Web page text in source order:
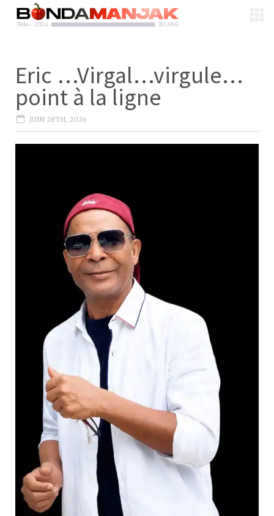
Eric …Virgal…virgule…
point à la ligne
JUIN 28TH, 2026